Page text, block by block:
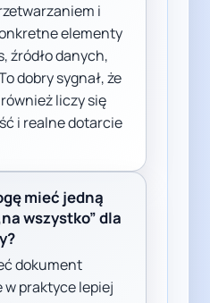
i
elementy
źródło danych,
dobry sygnał, że
liczy się
i realne dotarcie
mieć jedną
wszystko” dla
dokument
w praktyce lepiej